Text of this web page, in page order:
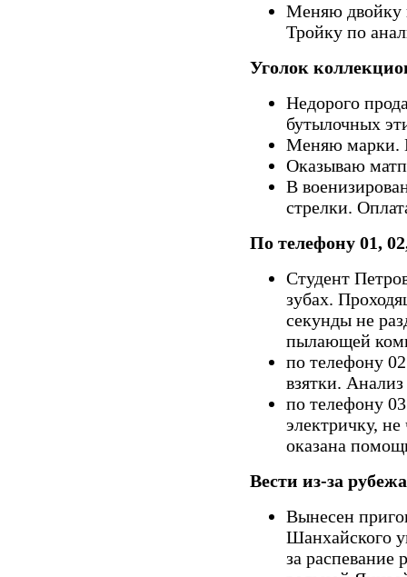
Меняю двойку
Тройку по
Уголок
Недорого
бутылочных
Меняю марки.
Оказываю
В
стрелки.
По телефону 01,
Студент
зубах.
секунды не
пылающей
по телефону
взятки.
по телефону
электричку,
оказана
Вести из-за рубежа
Вынесен
Шанхайского
за распевание